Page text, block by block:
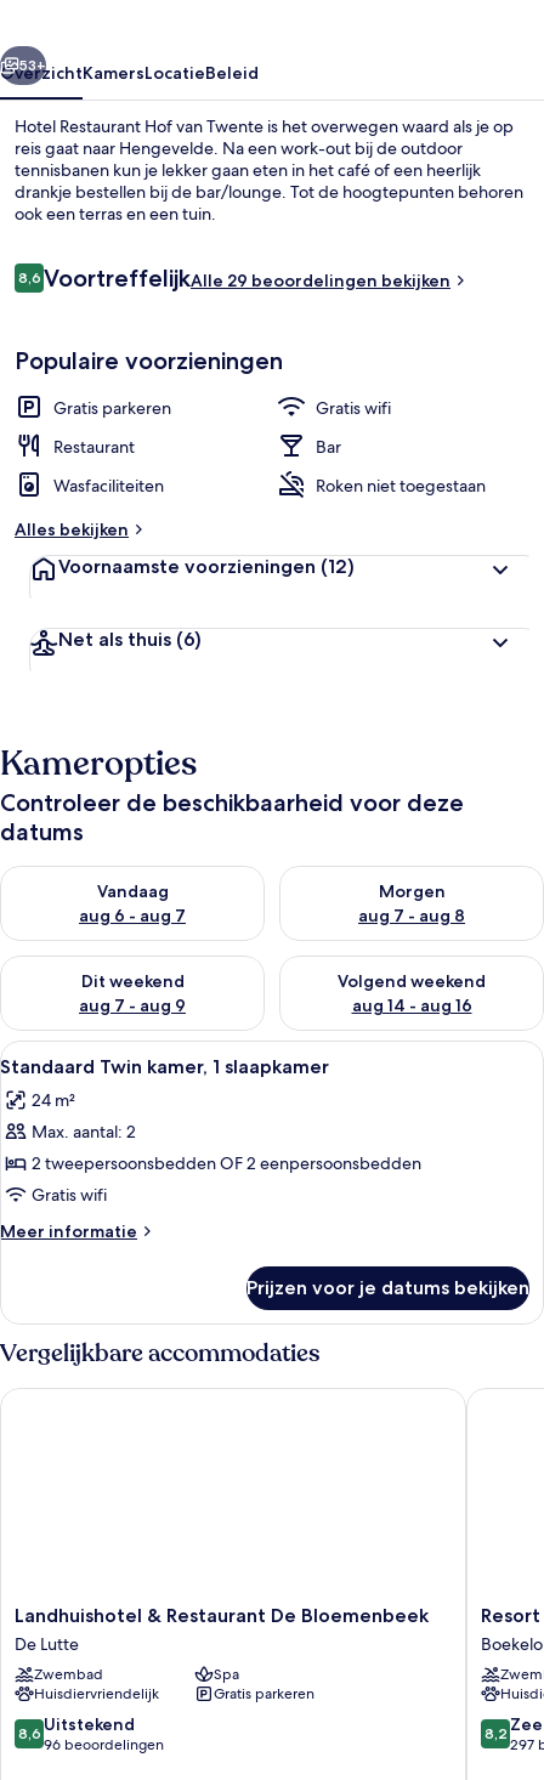
Volgende
53+
OverzichtKamersLocatieBeleid
Hotel Restaurant Hof van Twente is het overwegen waard als je op
reis gaat naar Hengevelde. Na een work-out bij de outdoor
tennisbanen kun je lekker gaan eten in het café of een heerlijk
drankje bestellen bij de bar/lounge. Tot de hoogtepunten behoren
ook een terras en een tuin.
Beoordelingen
8,68,6 op 10 –
VoortreffelijkAlle 29 beoordelingen bekijken
Populaire voorzieningen
Gratis parkeren
Gratis wifi
Restaurant
Bar
Wasfaciliteiten
Roken niet toegestaan
Alles bekijken
Voornaamste voorzieningen (12)
Net als thuis (6)
Kameropties
Controleer de beschikbaarheid voor deze
datums
Vandaag
aug 6 - aug 7
De beschikbaarheid controleren voor vanavond aug 6 - aug 7
Morgen
aug 7 - aug 8
De beschikbaarheid
Dit weekend
aug 7 - aug 9
De beschikbaarheid controleren voor dit weekend aug 7 -
Volgend weekend
aug 14 - aug 16
De beschikbaarheid
Alle
foto's
voor
Standaard
Twin
kamer,
1
slaapkamer
Een hotelkamer met een groot bed,
7
Standaard Twin kamer, 1 slaapkamer
24 m²
Max. aantal: 2
2 tweepersoonsbedden OF 2 eenpersoonsbedden
Gratis wifi
Meer informatie
Meer
Twin
kamer,
1
slaapkamer
Prijzen voor je datums bekijken
Vergelijkbare accommodaties
Landhuishotel
&
Restaurant
De
Bloemenbeek
De
Lutte
Landhuishotel & Restaurant De Bloemenbeek
De Lutte
Zwembad
Spa
Huisdiervriendelijk
Gratis parkeren
8.6
van
8,6 Uitstekend
96 beoordelingen
Landhuishotel & Restaurant De Bloemenbeek
Resort
Bad
Boekelo
Boekelo
Boekelo
8.2
van
8,2
297
Resort